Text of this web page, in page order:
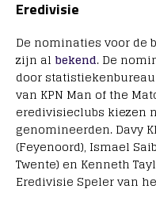
Eredivisie
De nominaties voor de
zijn al bekend. De
door
van KPN Man of the
eredivisieclubs kiezen
genomineerden. Davy
(Feyenoord), Ismael
Twente) en Kenneth
Eredivisie Speler van